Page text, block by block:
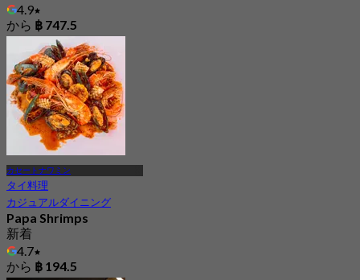
4.9
から ฿ 747.5
カセートナワミン
タイ料理
カジュアルダイニング
Papa Shrimps
新着
4.7
から ฿ 194.5